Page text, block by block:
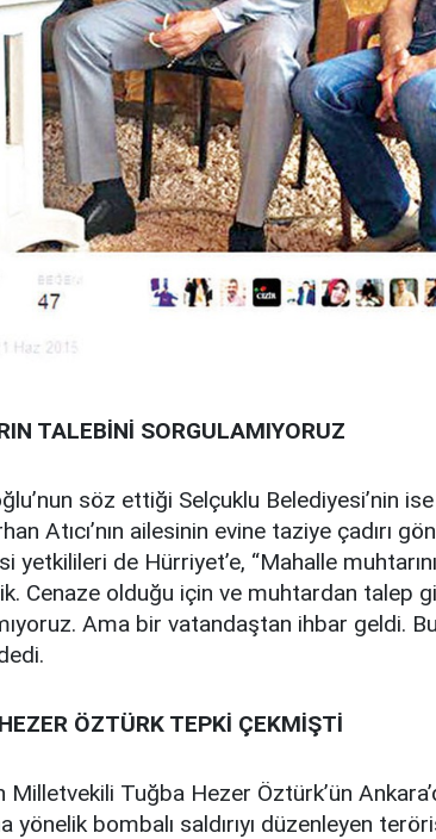
TALEBİNİ SORGULAMIYORUZ
söz ettiği Selçuklu Belediyesi’nin
Atıcı’nın ailesinin evine taziye çadırı
yetkilileri de Hürriyet’e, “Mahalle
Cenaze olduğu için ve muhtardan talep
Ama bir vatandaştan ihbar geldi.
ÖZTÜRK TEPKİ ÇEKMİŞTİ
Milletvekili Tuğba Hezer Öztürk’ün
yönelik bombalı saldırıyı düzenleyen